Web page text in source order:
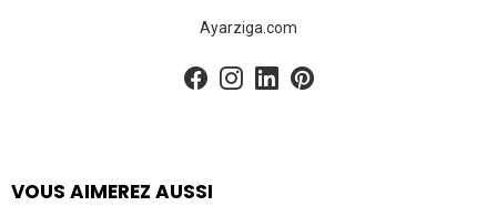
Ayarziga.com
VOUS AIMEREZ AUSSI